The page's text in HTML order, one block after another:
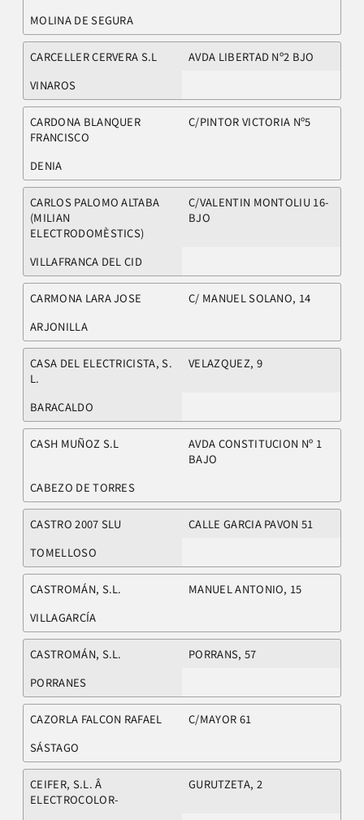
MOLINA DE SEGURA
CARCELLER CERVERA S.L
AVDA LIBERTAD Nº2 BJO
VINAROS
CARDONA BLANQUER
FRANCISCO
C/PINTOR VICTORIA Nº5
DENIA
CARLOS PALOMO ALTABA
(MILIAN
ELECTRODOMÈSTICS)
C/VALENTIN MONTOLIU 16-
BJO
VILLAFRANCA DEL CID
CARMONA LARA JOSE
C/ MANUEL SOLANO, 14
ARJONILLA
CASA DEL ELECTRICISTA, S.
L.
VELAZQUEZ, 9
BARACALDO
CASH MUÑOZ S.L
AVDA CONSTITUCION Nº 1
BAJO
CABEZO DE TORRES
CASTRO 2007 SLU
CALLE GARCIA PAVON 51
TOMELLOSO
CASTROMÁN, S.L.
MANUEL ANTONIO, 15
VILLAGARCÍA
CASTROMÁN, S.L.
PORRANS, 57
PORRANES
CAZORLA FALCON RAFAEL
C/MAYOR 61
SÁSTAGO
CEIFER, S.L. Â
ELECTROCOLOR-
GURUTZETA, 2